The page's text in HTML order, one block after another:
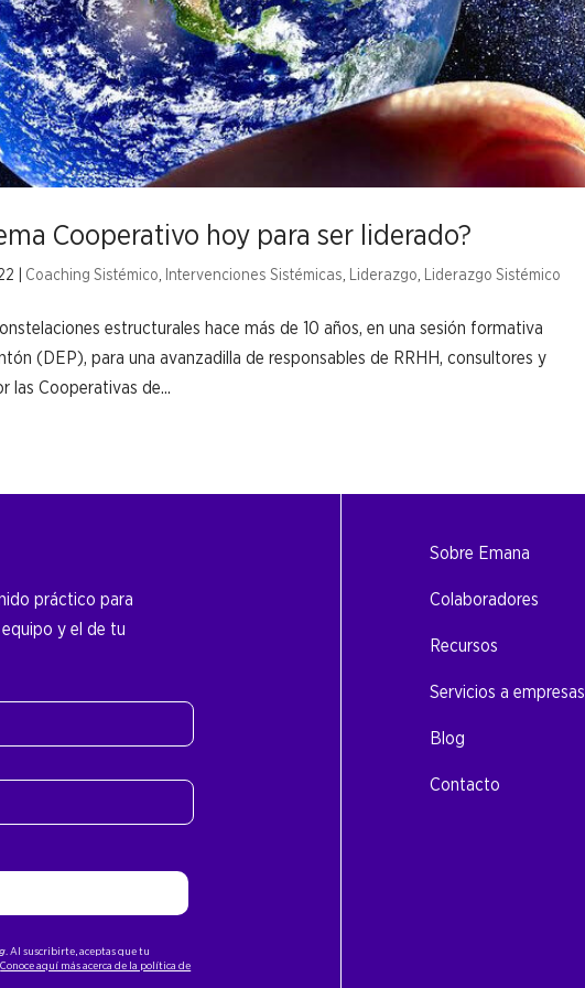
Cooperativo hoy para ser liderado?
Coaching Sistémico Intervenciones Sistémicas Liderazgo Liderazgo Sistémico
estructurales hace más de 10 años, en una sesión formativa
(DEP), para una avanzadilla de responsables de RRHH, consultores y
las Cooperativas de...
práctico para
y el de tu
. Al suscribirte, aceptas que tu
Conoce aquí más acerca de la política de
Sobre Emana
Colaboradores
Recursos
Servicios a empresas
Blog
Contacto